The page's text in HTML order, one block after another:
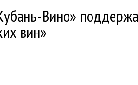
Вино»
вин»